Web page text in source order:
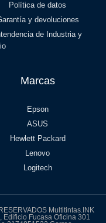
Política de datos
y devoluciones
de Industria y
Marcas
Epson
ASUS
Hewlett Packard
Lenovo
Logitech
Multitintas.INK
Edificio Fucasa Oficina 301